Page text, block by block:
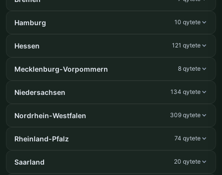
Hamburg 10 qytete
Hessen 121 qytete
Mecklenburg-Vorpommern 8 qytete
Niedersachsen 134 qytete
Nordrhein-Westfalen 309 qytete
Rheinland-Pfalz 74 qytete
Saarland 20 qytete